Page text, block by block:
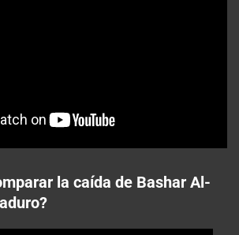
la caída de Bashar Al-